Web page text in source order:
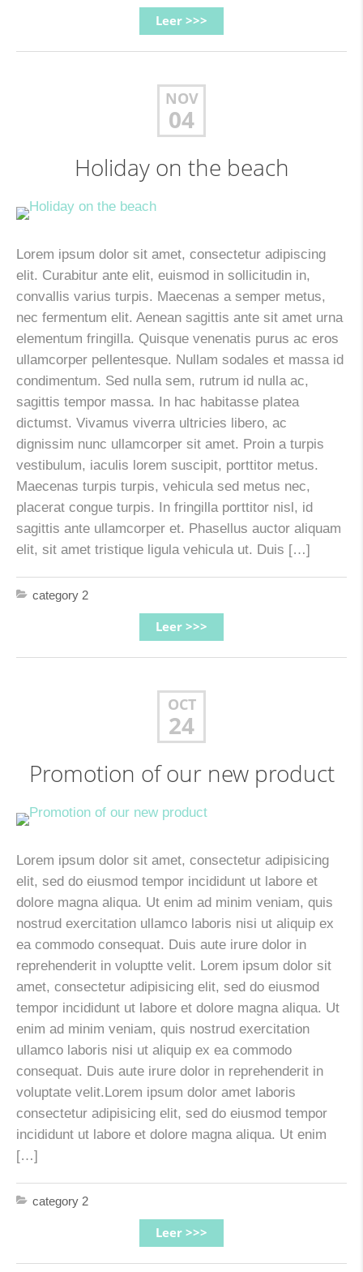
Leer >>>
NOV
04
Holiday on the beach
Lorem ipsum dolor sit amet, consectetur adipiscing
elit. Curabitur ante elit, euismod in sollicitudin in,
convallis varius turpis. Maecenas a semper metus,
nec fermentum elit. Aenean sagittis ante sit amet urna
elementum fringilla. Quisque venenatis purus ac eros
ullamcorper pellentesque. Nullam sodales et massa id
condimentum. Sed nulla sem, rutrum id nulla ac,
sagittis tempor massa. In hac habitasse platea
dictumst. Vivamus viverra ultricies libero, ac
dignissim nunc ullamcorper sit amet. Proin a turpis
vestibulum, iaculis lorem suscipit, porttitor metus.
Maecenas turpis turpis, vehicula sed metus nec,
placerat congue turpis. In fringilla porttitor nisl, id
sagittis ante ullamcorper et. Phasellus auctor aliquam
elit, sit amet tristique ligula vehicula ut. Duis […]
category 2
Leer >>>
OCT
24
Promotion of our new product
Lorem ipsum dolor sit amet, consectetur adipisicing
elit, sed do eiusmod tempor incididunt ut labore et
dolore magna aliqua. Ut enim ad minim veniam, quis
nostrud exercitation ullamco laboris nisi ut aliquip ex
ea commodo consequat. Duis aute irure dolor in
reprehenderit in voluptte velit. Lorem ipsum dolor sit
amet, consectetur adipisicing elit, sed do eiusmod
tempor incididunt ut labore et dolore magna aliqua. Ut
enim ad minim veniam, quis nostrud exercitation
ullamco laboris nisi ut aliquip ex ea commodo
consequat. Duis aute irure dolor in reprehenderit in
voluptate velit.Lorem ipsum dolor amet laboris
consectetur adipisicing elit, sed do eiusmod tempor
incididunt ut labore et dolore magna aliqua. Ut enim
[…]
category 2
Leer >>>